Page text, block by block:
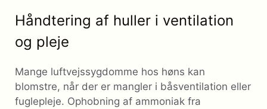
Håndtering af huller i ventilation
og pleje
Mange luftvejssygdomme hos høns kan
blomstre, når der er mangler i båsventilation eller
fuglepleje. Ophobning af ammoniak fra